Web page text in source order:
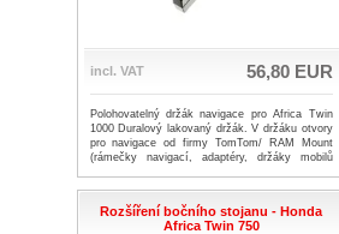
incl. VAT 56,80 EUR
Polohovatelný držák navigace pro Africa Twin
1000 Duralový lakovaný držák. V držáku otvory
pro navigace od firmy TomTom/ RAM Mount
(rámečky navigací, adaptéry, držáky mobilů
Rozšíření bočního stojanu - Honda
Africa Twin 750